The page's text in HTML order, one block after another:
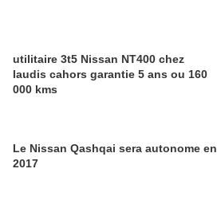
utilitaire 3t5 Nissan NT400 chez
laudis cahors garantie 5 ans ou 160
000 kms
Le Nissan Qashqai sera autonome en
2017